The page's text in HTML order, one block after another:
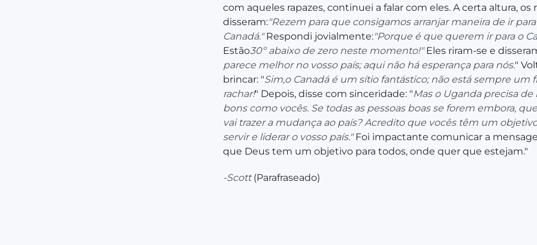
com aqueles rapazes, continuei a falar com eles. A certa altura, os
disseram:"Rezem para que consigamos arranjar maneira de ir
Canadá."Respondi jovialmente:"Porque é que querem ir para o
Estão30º abaixo de zero neste momento!"Eles riram-se e
parece melhor no vosso país; aqui não há esperança para nós."
brincar: "Sim,o Canadá é um sítio fantástico; não está sempre um
rachar!" Depois, disse com sinceridade: "Mas o Uganda precisa
bons como vocês. Se todas as pessoas boas se forem embora,
vai trazer a mudança ao país? Acredito que vocês têm um
servir e liderar o vosso país."Foi impactante comunicar a
que Deus tem um objetivo para todos, onde quer que estejam."
-Scott(Parafraseado)